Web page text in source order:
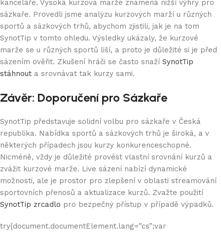
kanceláře. Vysoká kurzová marže znamená nižší výhry pro
sázkaře. Provedli jsme analýzu kurzových marží u různých
sportů a sázkových trhů, abychom zjistili, jak je na tom
SynotTip v tomto ohledu. Výsledky ukázaly, že kurzové
marže se u různých sportů liší, a proto je důležité si je před
sázením ověřit. Zkušení hráči se často snaží SynotTip
stáhnout a srovnávat tak kurzy sami.
Závěr: Doporučení pro Sázkaře
SynotTip představuje solidní volbu pro sázkaře v Česká
republika. Nabídka sportů a sázkových trhů je široká, a v
některých případech jsou kurzy konkurenceschopné.
Nicméně, vždy je důležité provést vlastní srovnání kurzů a
zvážit kurzové marže. Live sázení nabízí dynamické
možnosti, ale je prostor pro zlepšení v oblasti streamování
sportovních přenosů a aktualizace kurzů. Zvažte použití
SynotTip zrcadlo pro bezpečný přístup v případě výpadků.
try{document.documentElement.lang=”cs”;var